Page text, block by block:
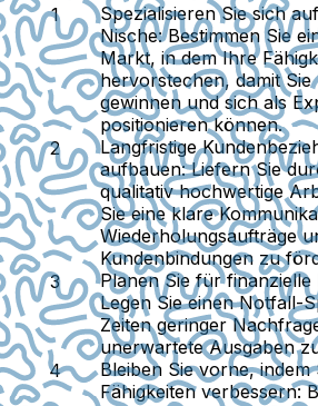
Spezialisieren Sie sich
Nische:Bestimmen Sie
Markt, in dem Ihre
hervorstechen, damit
gewinnen und sich als
positionieren können.
Langfristige
aufbauen:Liefern Sie
qualitativ hochwertige
Sie eine klare
Wiederholungsaufträge
Kundenbindungen zu
Planen Sie für finanzielle
Legen Sie einen Notfall-
Zeiten geringer
unerwartete Ausgaben
Bleiben Sie vorne, indem
Fähigkeiten verbessern: